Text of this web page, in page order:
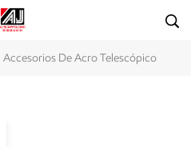
Accesorios De Acro Telescópico